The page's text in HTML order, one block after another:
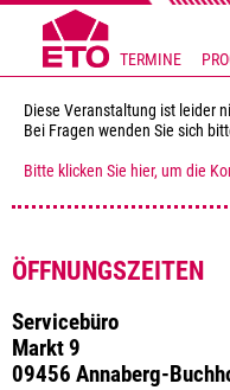
TERMINE
Diese Veranstaltung ist leider
Bei Fragen wenden Sie sich
Bitte klicken Sie hier, um die
ÖFFNUNGSZEITEN
Servicebüro
Markt 9
09456 Annaberg-